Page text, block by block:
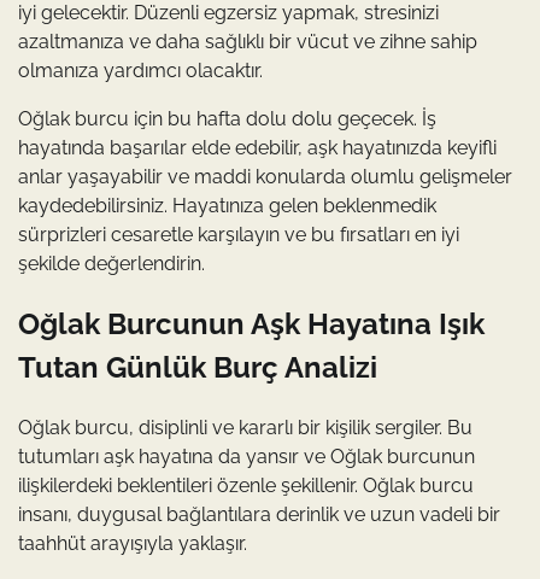
iyi gelecektir. Düzenli egzersiz yapmak, stresinizi
azaltmanıza ve daha sağlıklı bir vücut ve zihne sahip
olmanıza yardımcı olacaktır.
Oğlak burcu için bu hafta dolu dolu geçecek. İş
hayatında başarılar elde edebilir, aşk hayatınızda keyifli
anlar yaşayabilir ve maddi konularda olumlu gelişmeler
kaydedebilirsiniz. Hayatınıza gelen beklenmedik
sürprizleri cesaretle karşılayın ve bu fırsatları en iyi
şekilde değerlendirin.
Oğlak Burcunun Aşk Hayatına Işık
Tutan Günlük Burç Analizi
Oğlak burcu, disiplinli ve kararlı bir kişilik sergiler. Bu
tutumları aşk hayatına da yansır ve Oğlak burcunun
ilişkilerdeki beklentileri özenle şekillenir. Oğlak burcu
insanı, duygusal bağlantılara derinlik ve uzun vadeli bir
taahhüt arayışıyla yaklaşır.